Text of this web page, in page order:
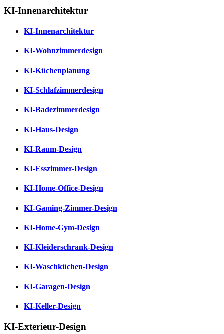
KI-Innenarchitektur
KI-Innenarchitektur
KI-Wohnzimmerdesign
KI-Küchenplanung
KI-Schlafzimmerdesign
KI-Badezimmerdesign
KI-Haus-Design
KI-Raum-Design
KI-Esszimmer-Design
KI-Home-Office-Design
KI-Gaming-Zimmer-Design
KI-Home-Gym-Design
KI-Kleiderschrank-Design
KI-Waschküchen-Design
KI-Garagen-Design
KI-Keller-Design
KI-Exterieur-Design